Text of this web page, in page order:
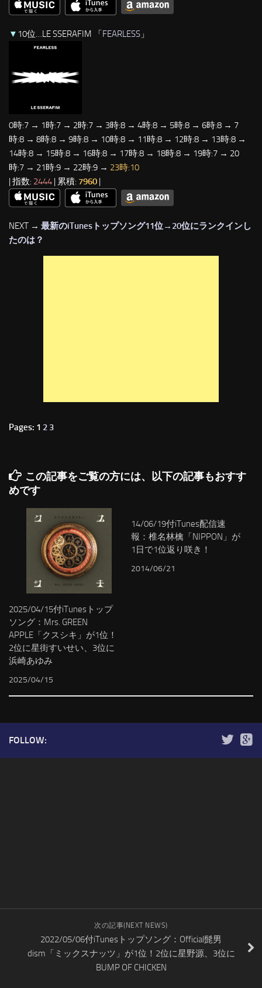
▼ 10位…LE SSERAFIM 「FEARLESS 」
0時:7 → 1時:7 → 2時:7 → 3時:8 → 4時:8 → 5時:8 → 6時:8 → 7
時:8 → 8時:8 → 9時:8 → 10時:8 → 11時:8 → 12時:8 → 13時:8 →
14時:8 → 15時:8 → 16時:8 → 17時:8 → 18時:8 → 19時:7 → 20
時:7 → 21時:9 → 22時:9 → 23時:10
| 指数: 2444 | 累積: 7960 |
NEXT → 最新のiTunesトップソング11位→20位にランクインし
たのは？
Pages: 1 2 3
この記事をご覧の方には、以下の記事もおすす
めです
2025/04/15付iTunesトップ
ソング：Mrs. GREEN
APPLE「クスシキ」が1位！
2位に星街すいせい、3位に
浜崎あゆみ
2025/04/15
14/06/19付iTunes配信速
報：椎名林檎「NIPPON」が
1日で1位返り咲き！
2014/06/21
FOLLOW:
次の記事(NEXT NEWS)
2022/05/06付iTunesトップソング：Official髭男
dism「ミックスナッツ」が1位！2位に星野源、3位に
BUMP OF CHICKEN